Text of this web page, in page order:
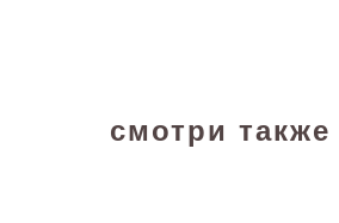
смотри также